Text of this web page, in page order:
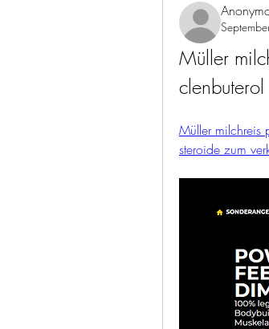
Müller
clenbuterol
Müller milchreis
steroide zum